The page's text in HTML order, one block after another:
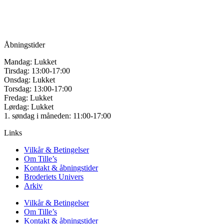
Åbningstider
Mandag: Lukket
Tirsdag: 13:00-17:00
Onsdag: Lukket
Torsdag: 13:00-17:00
Fredag: Lukket
Lørdag: Lukket
1. søndag i måneden: 11:00-17:00
Links
Vilkår & Betingelser
Om Tille’s
Kontakt & åbningstider
Broderiets Univers
Arkiv
Vilkår & Betingelser
Om Tille’s
Kontakt & åbningstider